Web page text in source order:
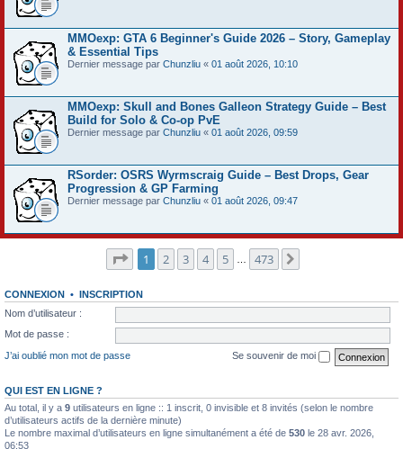
MMOexp: GTA 6 Beginner's Guide 2026 – Story, Gameplay
& Essential Tips
Dernier message par Chunzliu « 01 août 2026, 10:10
MMOexp: Skull and Bones Galleon Strategy Guide – Best
Build for Solo & Co-op PvE
Dernier message par Chunzliu « 01 août 2026, 09:59
RSorder: OSRS Wyrmscraig Guide – Best Drops, Gear
Progression & GP Farming
Dernier message par Chunzliu « 01 août 2026, 09:47
Page sur473
1 2 3 4 5 473
CONNEXION • INSCRIPTION
Nom d’utilisateur :
Mot de passe :
J’ai oublié mon mot de passe
Se souvenir de moi
QUI EST EN LIGNE ?
Au total, il y a 9 utilisateurs en ligne :: 1 inscrit, 0 invisible et 8 invités (selon le nombre
d’utilisateurs actifs de la dernière minute)
Le nombre maximal d’utilisateurs en ligne simultanément a été de 530 le 28 avr. 2026,
06:53